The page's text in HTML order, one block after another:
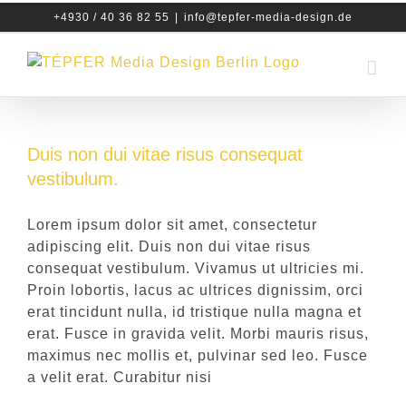
Inhalt
springen
+4930 / 40 36 82 55 info@tepfer-media-design.de
Duis non dui vitae risus consequat
vestibulum.
Lorem ipsum dolor sit amet, consectetur
adipiscing elit. Duis non dui vitae risus
consequat vestibulum. Vivamus ut ultricies mi.
Proin lobortis, lacus ac ultrices dignissim, orci
erat tincidunt nulla, id tristique nulla magna et
erat. Fusce in gravida velit. Morbi mauris risus,
maximus nec mollis et, pulvinar sed leo. Fusce
a velit erat. Curabitur nisi